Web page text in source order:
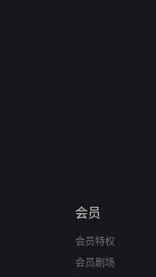
会员
会员特权
会员剧场